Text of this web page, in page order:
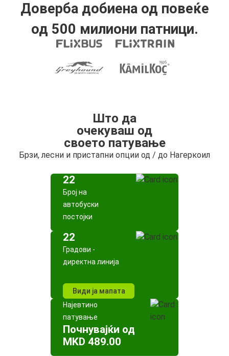
Доверба добиена од повеќе
од 500 милиони патници.
Што да
очекуваш од
своето патување
Брзи, лесни и пристапни опции од / до Нагеркоил
22
Број на
автобуски
постојки
22
Градови -
директна линија
Види ја мапата
Најевтино
патување
Почнувајќи од
MKD 489.00